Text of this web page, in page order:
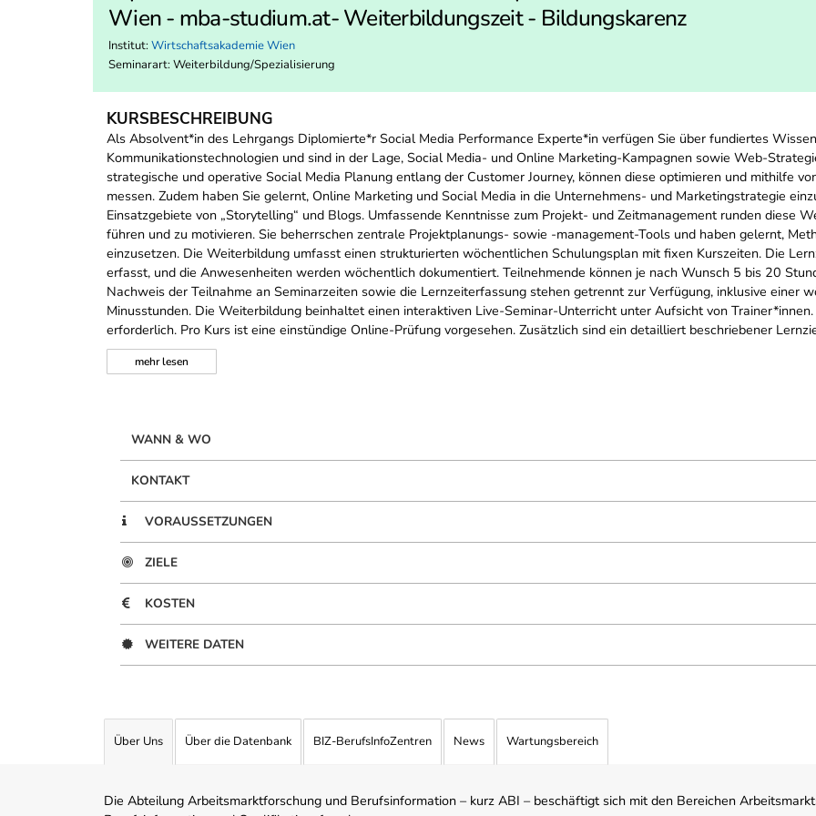
Wien - mba-studium.at- Weiterbildungszeit - Bildungskarenz
Institut: Wirtschaftsakademie Wien
Seminarart: Weiterbildung/Spezialisierung
KURSBESCHREIBUNG
Als Absolvent*in des Lehrgangs Diplomierte*r Social Media Performance Experte*in verfügen Sie über fundiertes
Kommunikationstechnologien und sind in der Lage, Social Media- und Online Marketing-Kampagnen sowie Web-
strategische und operative Social Media Planung entlang der Customer Journey, können diese optimieren und mithilfe
messen. Zudem haben Sie gelernt, Online Marketing und Social Media in die Unternehmens- und Marketingstrategie
Einsatzgebiete von „Storytelling“ und Blogs. Umfassende Kenntnisse zum Projekt- und Zeitmanagement runden diese
führen und zu motivieren. Sie beherrschen zentrale Projektplanungs- sowie -management-Tools und haben gelernt,
einzusetzen. Die Weiterbildung umfasst einen strukturierten wöchentlichen Schulungsplan mit fixen Kurszeiten. Die
erfasst, und die Anwesenheiten werden wöchentlich dokumentiert. Teilnehmende können je nach Wunsch 5 bis 20
Nachweis der Teilnahme an Seminarzeiten sowie die Lernzeiterfassung stehen getrennt zur Verfügung, inklusive einer
Minusstunden. Die Weiterbildung beinhaltet einen interaktiven Live-Seminar-Unterricht unter Aufsicht von
erforderlich. Pro Kurs ist eine einstündige Online-Prüfung vorgesehen. Zusätzlich sind ein detailliert beschriebener
mehrlesen
WANN & WO
KONTAKT
VORAUSSETZUNGEN
ZIELE
KOSTEN
WEITERE DATEN
Über Uns Über die Datenbank BIZ-BerufsInfoZentren News Wartungsbereich
Die Abteilung Arbeitsmarktforschung und Berufsinformation – kurz ABI – beschäftigt sich mit den Bereichen